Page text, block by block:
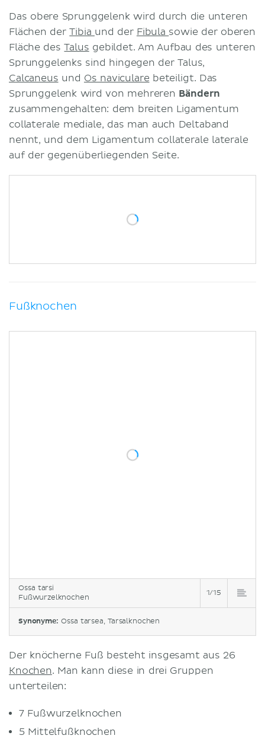
Das obere Sprunggelenk wird durch die unteren
Flächen derTibia und der Fibula sowie der oberen
Fläche desTalus gebildet. Am Aufbau des unteren
Sprunggelenks sind hingegen der Talus,
Calcaneus und Os naviculare beteiligt. Das
Sprunggelenk wird von mehreren Bändern
zusammengehalten: dem breiten Ligamentum
collaterale mediale, das man auch Deltaband
nennt, und dem Ligamentum collaterale laterale
auf der gegenüberliegenden Seite.
Fußknochen
Ossa tarsi
Fußwurzelknochen
1/15
Synonyme: Ossa tarsea, Tarsalknochen
Der knöcherne Fuß besteht insgesamt aus 26
Knochen. Man kann diese in drei Gruppen
unterteilen:
7 Fußwurzelknochen
5 Mittelfußknochen